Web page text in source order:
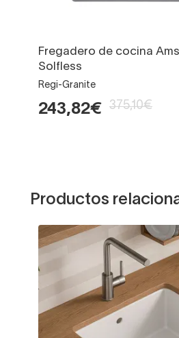
Fregadero de cocina
Solfless
Regi-Granite
243,82€ 375,10€
Productos